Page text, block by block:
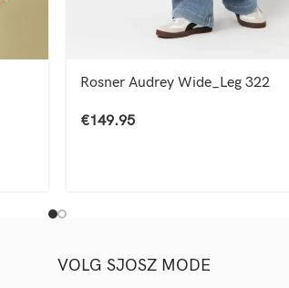
Rosner Audrey Wide_Leg 322
€149.95
VOLG SJOSZ MODE